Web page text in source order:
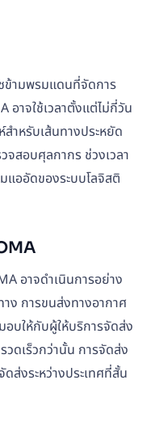
ข้ามพรมแดนที่จัดการ
อาจใช้เวลาตั้งแต่ไม่กี่วัน
ำหรับเส้นทางประหยัด
จสอบศุลกากร ช่วงเวลา
ออัดของระบบโลจิสติ
อาจดำเนินการอย่าง
ง การขนส่งทางอากาศ
บให้กับผู้ให้บริการจัดส่ง
ดเร็วกว่านั้น การจัดส่ง
ส่งระหว่างประเทศที่สั้น